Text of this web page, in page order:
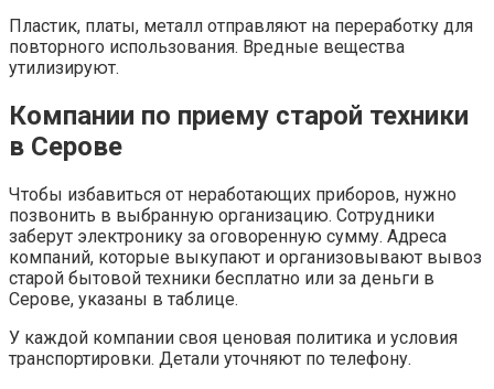
Пластик, платы, металл отправляют на переработку для
повторного использования. Вредные вещества
утилизируют.
Компании по приему старой техники
в Серове
Чтобы избавиться от неработающих приборов, нужно
позвонить в выбранную организацию. Сотрудники
заберут электронику за оговоренную сумму. Адреса
компаний, которые выкупают и организовывают вывоз
старой бытовой техники бесплатно или за деньги в
Серове, указаны в таблице.
У каждой компании своя ценовая политика и условия
транспортировки. Детали уточняют по телефону.